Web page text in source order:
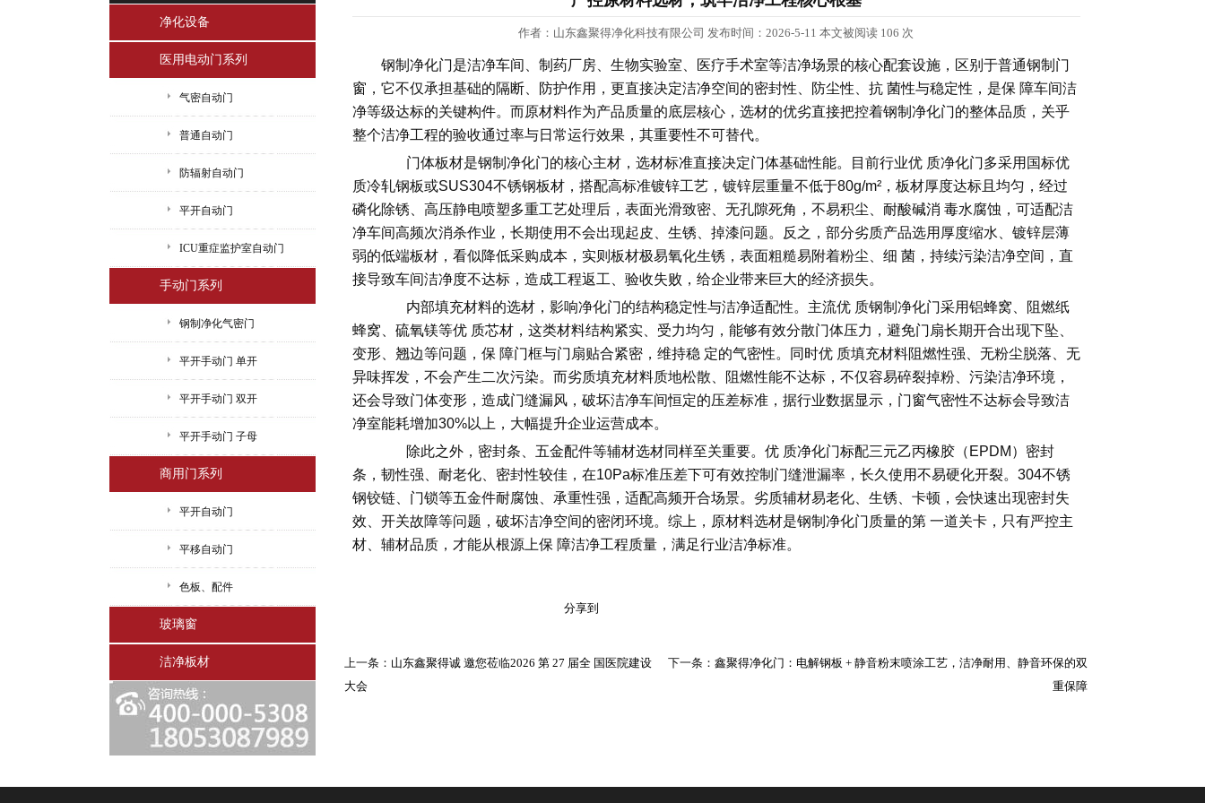
净化设备
医用电动门系列
气密自动门
普通自动门
防辐射自动门
平开自动门
ICU重症监护室自动门
手动门系列
钢制净化气密门
平开手动门 单开
平开手动门 双开
平开手动门 子母
商用门系列
平开自动门
平移自动门
色板、配件
玻璃窗
洁净板材
作者：山东鑫聚得净化科技有限公司 发布时间：2026-5-11 本文被阅读 106 次
钢制净化门是洁净车间、制药厂房、生物实验室、医疗手术室等洁净场景的核心配套设施，区别于普通钢制门
窗，它不仅承担基础的隔断、防护作用，更直接决定洁净空间的密封性、防尘性、抗 菌性与稳定性，是保 障车间洁
净等级达标的关键构件。而原材料作为产品质量的底层核心，选材的优劣直接把控着钢制净化门的整体品质，关乎
整个洁净工程的验收通过率与日常运行效果，其重要性不可替代。
门体板材是钢制净化门的核心主材，选材标准直接决定门体基础性能。目前行业优 质净化门多采用国标优
质冷轧钢板或SUS304不锈钢板材，搭配高标准镀锌工艺，镀锌层重量不低于80g/m²，板材厚度达标且均匀，经过
磷化除锈、高压静电喷塑多重工艺处理后，表面光滑致密、无孔隙死角，不易积尘、耐酸碱消 毒水腐蚀，可适配洁
净车间高频次消杀作业，长期使用不会出现起皮、生锈、掉漆问题。反之，部分劣质产品选用厚度缩水、镀锌层薄
弱的低端板材，看似降低采购成本，实则板材极易氧化生锈，表面粗糙易附着粉尘、细 菌，持续污染洁净空间，直
接导致车间洁净度不达标，造成工程返工、验收失败，给企业带来巨大的经济损失。
内部填充材料的选材，影响净化门的结构稳定性与洁净适配性。主流优 质钢制净化门采用铝蜂窝、阻燃纸
蜂窝、硫氧镁等优 质芯材，这类材料结构紧实、受力均匀，能够有效分散门体压力，避免门扇长期开合出现下坠、
变形、翘边等问题，保 障门框与门扇贴合紧密，维持稳 定的气密性。同时优 质填充材料阻燃性强、无粉尘脱落、无
异味挥发，不会产生二次污染。而劣质填充材料质地松散、阻燃性能不达标，不仅容易碎裂掉粉、污染洁净环境，
还会导致门体变形，造成门缝漏风，破坏洁净车间恒定的压差标准，据行业数据显示，门窗气密性不达标会导致洁
净室能耗增加30%以上，大幅提升企业运营成本。
除此之外，密封条、五金配件等辅材选材同样至关重要。优 质净化门标配三元乙丙橡胶（EPDM）密封
条，韧性强、耐老化、密封性较佳，在10Pa标准压差下可有效控制门缝泄漏率，长久使用不易硬化开裂。304不锈
钢铰链、门锁等五金件耐腐蚀、承重性强，适配高频开合场景。劣质辅材易老化、生锈、卡顿，会快速出现密封失
效、开关故障等问题，破坏洁净空间的密闭环境。综上，原材料选材是钢制净化门质量的第 一道关卡，只有严控主
材、辅材品质，才能从根源上保 障洁净工程质量，满足行业洁净标准。
分享到
上一条： 山东鑫聚得诚 邀您莅临2026 第 27 届全 国医院建设
大会
下一条：鑫聚得净化门：电解钢板 + 静音粉末喷涂工艺，洁净耐用、静音环保的双
重保障